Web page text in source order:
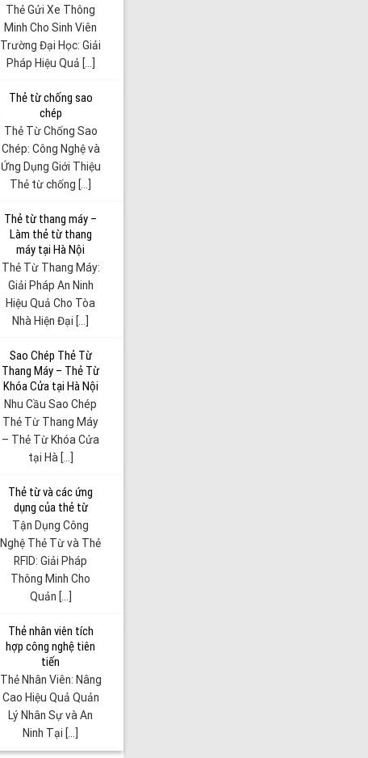
Thẻ Gửi Xe Thông
Minh Cho Sinh Viên
Trường Đại Học: Giải
Pháp Hiệu Quả [...]
Thẻ từ chống sao
chép
Thẻ Từ Chống Sao
Chép: Công Nghệ và
Ứng Dụng Giới Thiệu
Thẻ từ chống [...]
Thẻ từ thang máy –
Làm thẻ từ thang
máy tại Hà Nội
Thẻ Từ Thang Máy:
Giải Pháp An Ninh
Hiệu Quả Cho Tòa
Nhà Hiện Đại [...]
Sao Chép Thẻ Từ
Thang Máy – Thẻ Từ
Khóa Cửa tại Hà Nội
Nhu Cầu Sao Chép
Thẻ Từ Thang Máy
– Thẻ Từ Khóa Cửa
tại Hà [...]
Thẻ từ và các ứng
dụng của thẻ từ
Tận Dụng Công
Nghệ Thẻ Từ và Thẻ
RFID: Giải Pháp
Thông Minh Cho
Quản [...]
Thẻ nhân viên tích
hợp công nghệ tiên
tiến
Thẻ Nhân Viên: Nâng
Cao Hiệu Quả Quản
Lý Nhân Sự và An
Ninh Tại [...]